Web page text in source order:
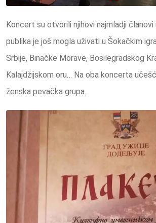
Koncert su otvorili njihovi najmladji članovi
publika je još mogla uživati u Šokačkim
Srbije, Binačke Morave, Bosilegradskog
Kalajdžijskom oru… Na oba koncerta
ženska pevačka grupa.